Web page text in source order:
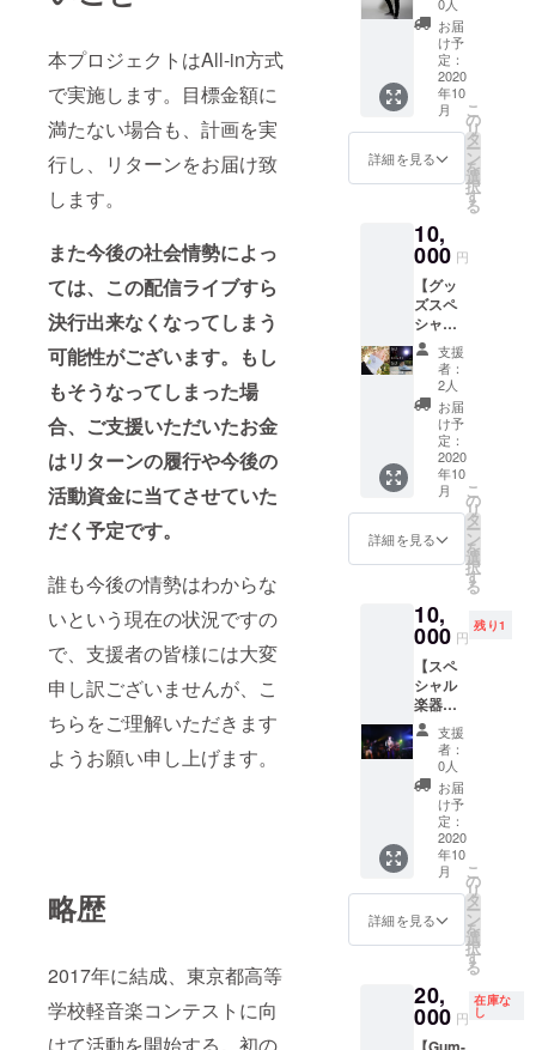
本プロジェクトはAll-in方式
で実施します。目標金額に
満たない場合も、計画を実
行し、リターンをお届け致
します。
また今後の社会情勢によっ
ては、この配信ライブすら
決行出来なくなってしまう
可能性がございます。 もし
もそうなってしまった場
合、ご支援いただいたお金
はリターンの履行や今後の
活動資金に当てさせていた
だく予定です。
誰も今後の情勢はわからな
いという現在の状況ですの
で、支援者の皆様には大変
申し訳ございませんが、こ
ちらをご理解いただきます
ようお願い申し上げます。
略歴
2017年に結成、東京都高等
学校軽音楽コンテストに向
新曲の
音源
メール
で送付
いたし
ます。
5. 2曲分
のデモ
音源（4
とは異
曲） デ
モ音源
はバン
ドメン
バー自
身でレ
コー
ディン
グ、
ミック
スなど
をした
もので
す。
メール
で送付
いたし
ルスの
影響で
通常の
観客動
員ライ
ブが今
後1年間
できな
いと
いった
は、有
効期限
の延長
といっ
た対応
をさせ
ていた
だきま
す。 郵
送いた
しま
す。 4.
新曲の
音源
メール
で送付
いたし
ます。
5. 2曲分
音源（4
とは異
なる新
曲） デ
モ音源
はバン
ドメン
バー自
身でレ
コー
ディン
グ、
ミック
スなど
をした
もので
す。
ます。
6. ガム
ナイン
ミック
スなど
をした
もので
す。
メール
で送付
ます。
メール
で送付
いたし
ます。
3. 新曲
の音源
メール
いたし
ます。
4. 2曲分
音源（3
とは異
なる新
曲） デ
モ音源
はバン
ドメン
バー自
身でレ
コー
ディン
グ、
ミック
スなど
をした
す。
メール
ます。
を予定
してい
ます。
連絡は
メール
でのや
り取り
になり
ます。
セージ&
ミニ演
奏動画
をお渡
ししま
す！
メール
で送付
いたし
ます。
3. 新曲
の音源
メール
で送付
いたし
ます。
4. 2曲分
のデモ
音源（3
曲） デ
モ音源
はバン
ドメン
バー自
身でレ
コー
ディン
グ、
ミック
スなど
をした
もので
す。
メール
いたし
ます。
の形で
一緒に
テトリ
スをプ
レイし
ます。
都内の
満喫な
か、通
話、テ
レビ通
話（無
料通話
サービ
スを使
用）で
の通信
対戦を
想定し
ていま
す。ご
希望で
あれば
自宅で
の対戦
た、ご
希望で
あれば
他の
ゲーム
で遊ぶ
ことも
可能で
す。お
気軽に
ご相談
下さ
い。 プ
レイに
必要な
僕の貸
し出し
あれば
お貸し
しま
Gum-9
ベース
の小林
尚輝と
一緒に
都内河
川敷で
キャッ
チボー
ルをし
JR平井
駅付近
の荒川
河川敷
で
キャッ
チボー
ルをし
ます。
道具は
こちら
で用意
します
が、グ
ローブ
を持っ
ている
ただく
ようお
願いい
たしま
す。 交
通費、
宿泊
費、そ
の他諸
経費は
自己負
担にな
りま
す。ご
了承く
ださ
い。 日
頃を想
定して
いま
お届
け予
定：
2020
年10
月
詳細を見る
こ
の
リ
タ
ー
ン
を
選
択
す
る
10,
000 円
【グッ
ズスペ
シャル
コー
ス】 リ
ターン
内容 1.
お礼の
メッ
セージ&
ミニ演
奏動画
をお渡
ししま
す！
メール
いたし
ます。
2. 新曲
の音源
メール
で送付
いたし
ます。
3. 2曲分
のデモ
音源 デ
モ音源
はバン
ドメン
バー自
身でレ
コー
スなど
をした
ものを
支援
者：
2人
お届
け予
定：
2020
年10
月
詳細を見る
こ
の
リ
タ
ー
ン
を
選
択
す
る
10,
000 円
残り1
【スペ
シャル
楽器体
験レッ
スン
コー
ス】 リ
ターン
内容 1.
Gum-9
メン
バー全
員から
都内の
スタジ
オ（水
付近を
予定）
で、
支援
者：
0人
お届
け予
定：
2020
年10
月
詳細を見る
こ
の
リ
タ
ー
ン
を
選
択
す
る
20,
000 円
在庫な
し